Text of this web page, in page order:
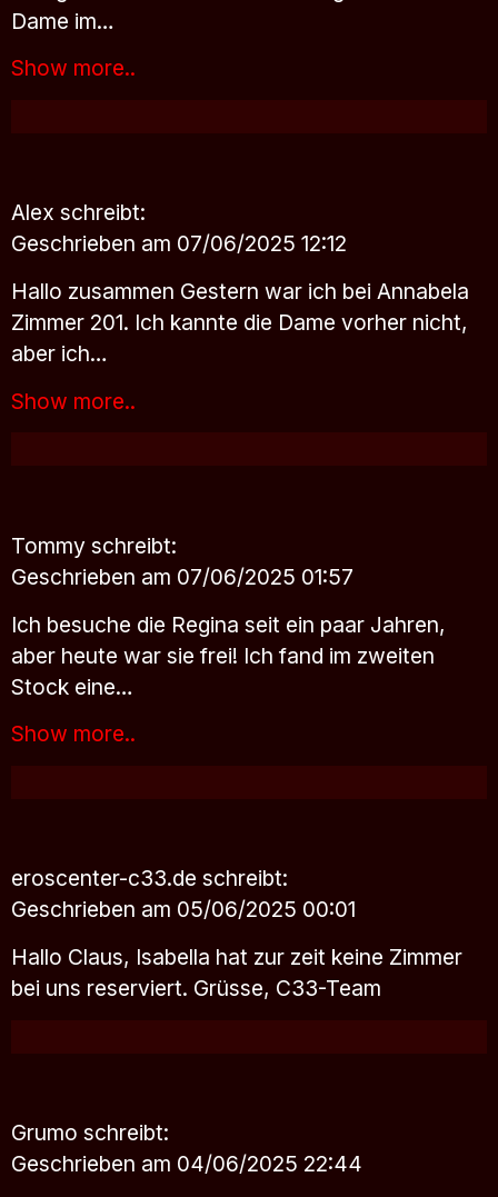
Dame im…
Show more..
Alex schreibt:
Geschrieben am 07/06/2025 12:12
Hallo zusammen Gestern war ich bei Annabela
Zimmer 201. Ich kannte die Dame vorher nicht,
aber ich…
Show more..
Tommy schreibt:
Geschrieben am 07/06/2025 01:57
Ich besuche die Regina seit ein paar Jahren,
aber heute war sie frei! Ich fand im zweiten
Stock eine…
Show more..
eroscenter-c33.de schreibt:
Geschrieben am 05/06/2025 00:01
Hallo Claus, Isabella hat zur zeit keine Zimmer
bei uns reserviert. Grüsse, C33-Team
Grumo schreibt:
Geschrieben am 04/06/2025 22:44